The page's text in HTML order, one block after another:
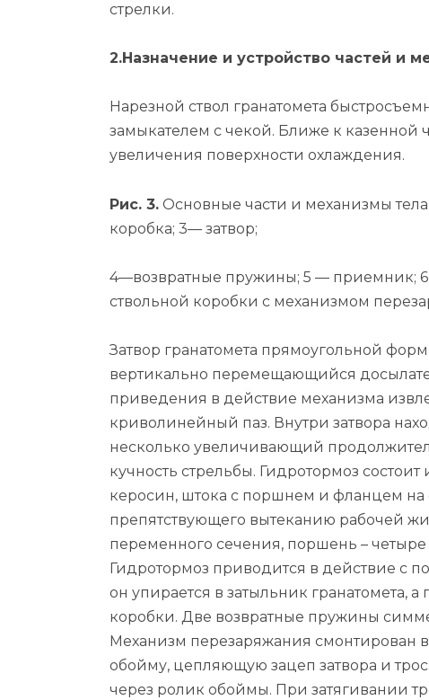
стрелки.
2.Назначение и устройство частей и
Нарезной ствол гранатомета
замыкателем с чекой. Ближе к казенной
увеличения поверхности охлаждения.
Рис. 3. Основные части и механизмы тела
коробка; 3— затвор;
4—возвратные пружины; 5 — приемник;
ствольной коробки с механизмом
Затвор гранатомета прямоугольной
вертикально перемещающийся
приведения в действие механизма
криволинейный паз. Внутри затвора
несколько увеличивающий
кучность стрельбы. Гидротормоз
керосин, штока с поршнем и фланцем на
препятствующего вытеканию рабочей
переменного сечения, поршень –
Гидротормоз приводится в действие с
он упирается в затыльник
коробки. Две возвратные пружины
Механизм перезаряжания смонтирован
обойму, цепляющую зацеп затвора и
через ролик обоймы. При затягивании